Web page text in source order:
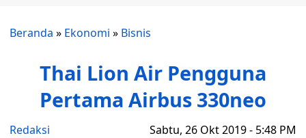
Beranda » Ekonomi » Bisnis
Thai Lion Air Pengguna
Pertama Airbus 330neo
Redaksi Sabtu, 26 Okt 2019 - 5:48 PM